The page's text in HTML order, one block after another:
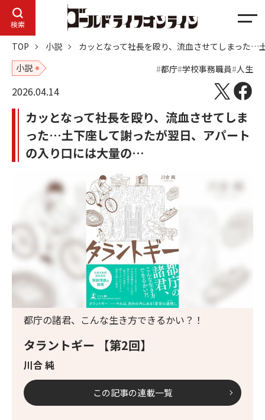
検索
メ
ュ
ー
TOP 小説
カッとなって社長を殴り、流血させてしまった
小説
都庁 学校事務職員 人生
2026.04.14
カッとなって社長を殴り、流血させてしま
った…土下座して謝ったが翌日、アパート
の入り口には大量の…
タラントギー 【第2回】
川合 純
都庁の諸君、こんな生き方できるかい？！
この記事の連載一覧